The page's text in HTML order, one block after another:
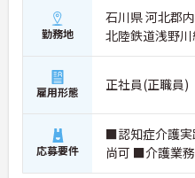
勤務地
石川県 河北郡
北陸鉄道浅野
雇用形態 正社員(正職員)
応募要件
■認知症介護
尚可 ■介護業